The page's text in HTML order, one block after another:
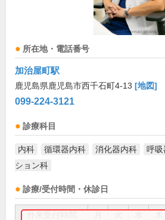
所在地・電話番号
加治屋町駅
鹿児島県鹿児島市西千石町4-13 [地図]
099-224-3121
診療科目
内科 循環器内科 消化器内科 呼吸
ション科
診療/受付時間・休診日